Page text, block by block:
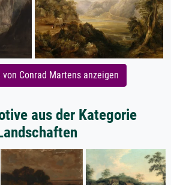
von Conrad Martens anzeigen
aus der Kategorie